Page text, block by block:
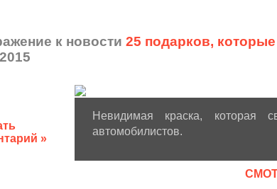
к новости 25 подарков,
»
Невидимая краска, которая
автомобилистов.